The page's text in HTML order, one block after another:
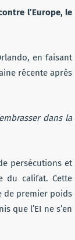
l’Europe, le
en faisant
récente après
dans la
persécutions et
du califat. Cette
de premier poids
que l’EI ne s’en